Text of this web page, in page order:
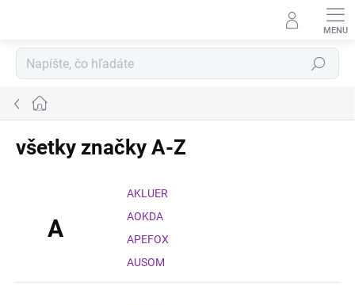
Hľadať
Domov
všetky značky A-Z
A
AKLUER
AOKDA
APEFOX
AUSOM